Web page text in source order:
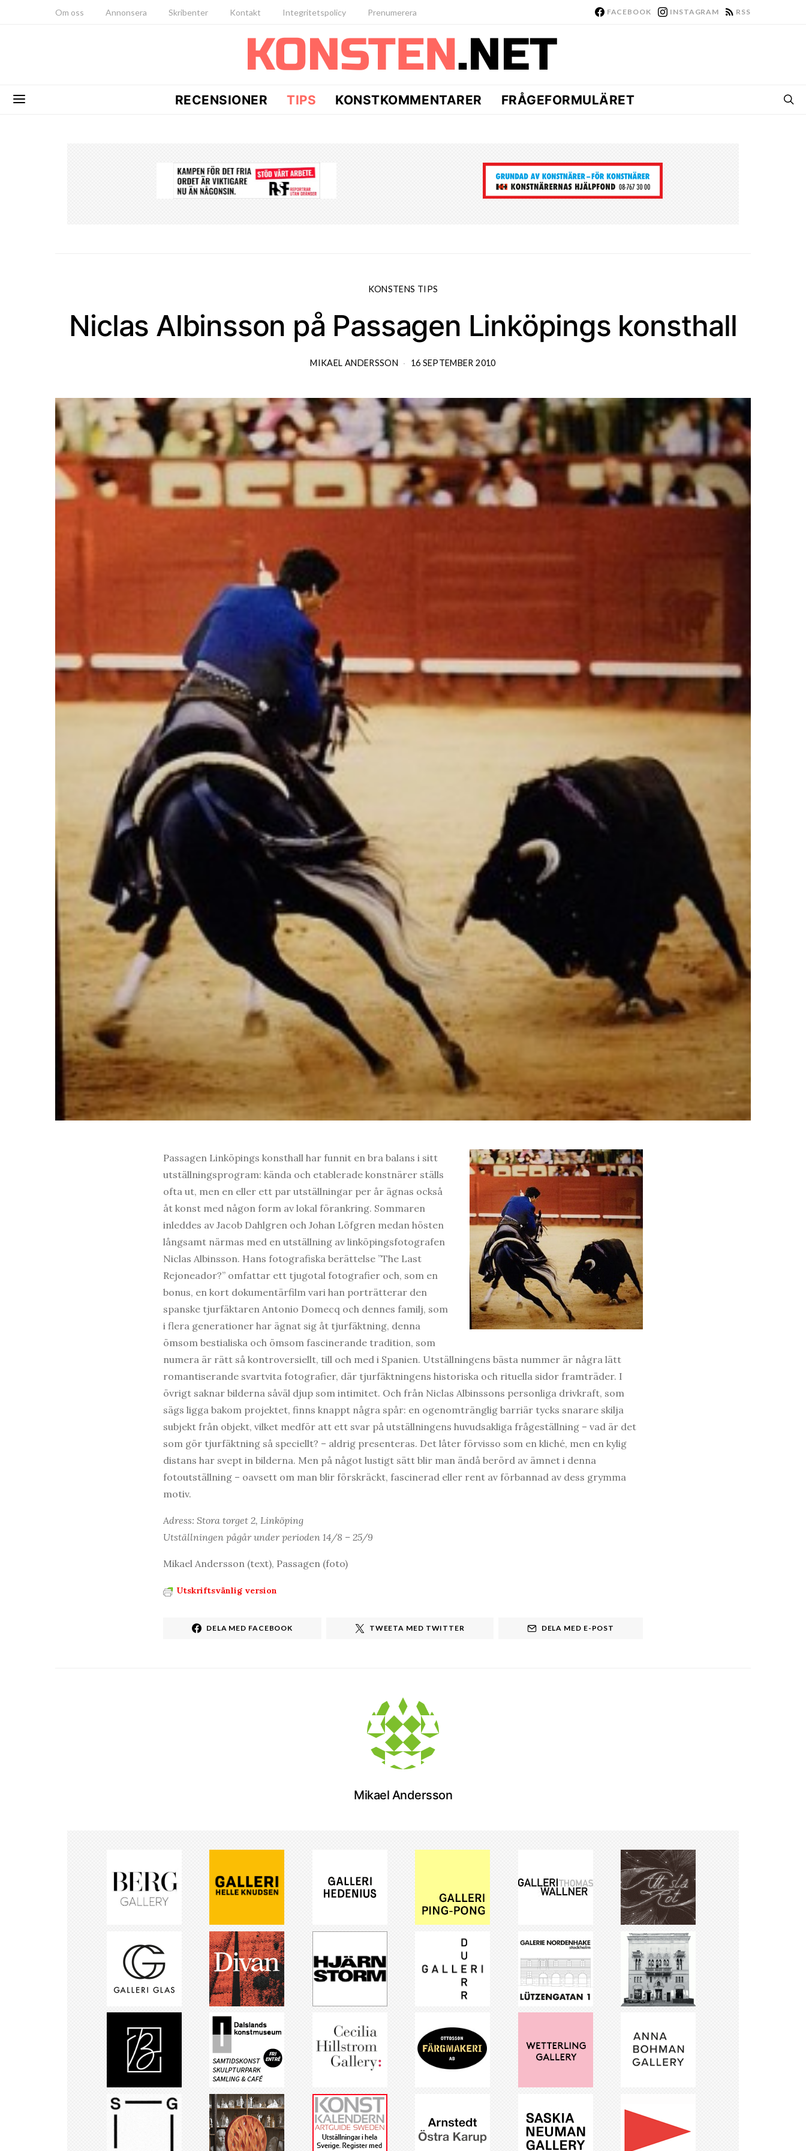
Om oss Annonsera Skribenter Kontakt Integritetspolicy Prenumerera FACEBOOK INSTAGRAM RSS
RECENSIONER TIPS KONSTKOMMENTARER FRÅGEFORMULÄRET
KONSTENS TIPS
Niclas Albinsson på Passagen Linköpings konsthall
MIKAEL ANDERSSON 16 SEPTEMBER 2010
Passagen Linköpings konsthall har funnit en bra balans i sitt
utställningsprogram: kända och etablerade konstnärer ställs
ofta ut, men en eller ett par utställningar per år ägnas också
åt konst med någon form av lokal förankring. Sommaren
inleddes av Jacob Dahlgren och Johan Löfgren medan hösten
långsamt närmas med en utställning av linköpingsfotografen
Niclas Albinsson. Hans fotografiska berättelse ”The Last
Rejoneador?” omfattar ett tjugotal fotografier och, som en
bonus, en kort dokumentärfilm vari han porträtterar den
spanske tjurfäktaren Antonio Domecq och dennes familj, som
i flera generationer har ägnat sig åt tjurfäktning, denna
ömsom bestialiska och ömsom fascinerande tradition, som
numera är rätt så kontroversiellt, till och med i Spanien. Utställningens bästa nummer är några lätt
romantiserande svartvita fotografier, där tjurfäktningens historiska och rituella sidor framträder. I
övrigt saknar bilderna såväl djup som intimitet. Och från Niclas Albinssons personliga drivkraft, som
sägs ligga bakom projektet, finns knappt några spår: en ogenomtränglig barriär tycks snarare skilja
subjekt från objekt, vilket medför att ett svar på utställningens huvudsakliga frågeställning – vad är det
som gör tjurfäktning så speciellt? – aldrig presenteras. Det låter förvisso som en kliché, men en kylig
distans har svept in bilderna. Men på något lustigt sätt blir man ändå berörd av ämnet i denna
fotoutställning – oavsett om man blir förskräckt, fascinerad eller rent av förbannad av dess grymma
motiv.
Adress: Stora torget 2, Linköping
Utställningen pågår under perioden 14/8 – 25/9
Mikael Andersson (text), Passagen (foto)
Utskriftsvänlig version
DELA MED FACEBOOK TWEETA MED TWITTER DELA MED E-POST
Mikael Andersson